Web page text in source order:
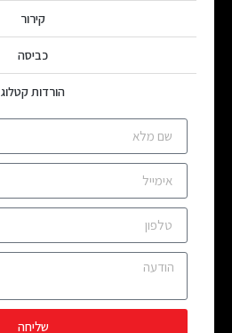
קירור
כביסה
הורדות קטלוג
שליחה